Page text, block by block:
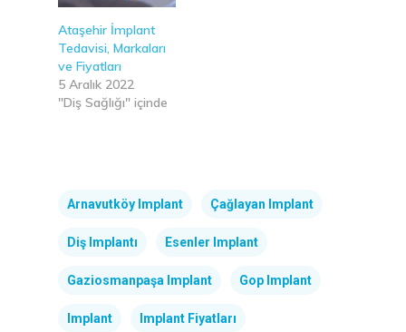
Ataşehir İmplant
Tedavisi, Markaları
ve Fiyatları
5 Aralık 2022
"Diş Sağlığı" içinde
Arnavutköy Implant Çağlayan Implant
Diş Implantı Esenler Implant
Gaziosmanpaşa Implant Gop Implant
Implant Implant Fiyatları